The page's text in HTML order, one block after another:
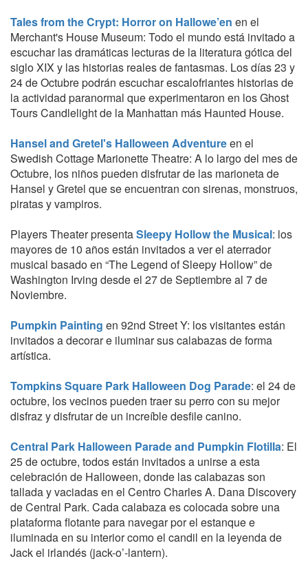
Tales from the Crypt: Horror on Hallowe’en en el
Merchant's House Museum: Todo el mundo está invitado a
escuchar las dramáticas lecturas de la literatura gótica del
siglo XIX y las historias reales de fantasmas. Los días 23 y
24 de Octubre podrán escuchar escalofriantes historias de
la actividad paranormal que experimentaron en los Ghost
Tours Candlelight de la Manhattan más Haunted House.
Hansel and Gretel's Halloween Adventureen el
Swedish Cottage Marionette Theatre: A lo largo del mes de
Octubre, los niños pueden disfrutar de las marioneta de
Hansel y Gretel que se encuentran con sirenas, monstruos,
piratas y vampiros.
Players Theater presentaSleepy Hollow the Musical: los
mayores de 10 años están invitados a ver el aterrador
musical basado en “The Legend of Sleepy Hollow” de
Washington Irving desde el 27 de Septiembre al 7 de
Noviembre.
Pumpkin Painting en 92nd Street Y: los visitantes están
invitados a decorar e iluminar sus calabazas de forma
artística.
Tompkins Square Park Halloween Dog Parade: el 24 de
octubre, los vecinos pueden traer su perro con su mejor
disfraz y disfrutar de un increíble desfile canino.
Central Park Halloween Parade and Pumpkin Flotilla: El
25 de octubre, todos están invitados a unirse a esta
celebración de Halloween, donde las calabazas son
tallada y vaciadas en el Centro Charles A. Dana Discovery
de Central Park. Cada calabaza es colocada sobre una
plataforma flotante para navegar por el estanque e
iluminada en su interior como el candil en la leyenda de
Jack el irlandés (jack-o’-lantern).